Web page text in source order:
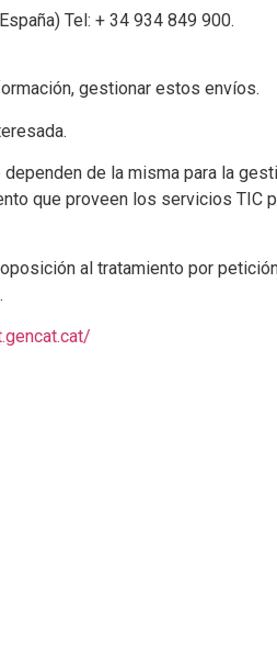
Tel: + 34 934 849 900.
gestionar estos envíos.
de la misma para la
que proveen los servicios TIC
al tratamiento por